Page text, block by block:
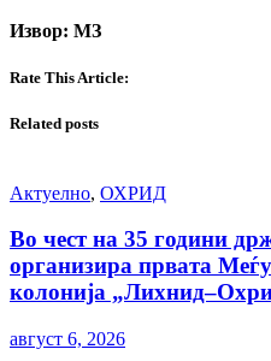
Извор: МЗ
Rate This Article:
Related posts
Актуелно, ОХРИД
Во чест на 35 години
организира првата
колонија
август 6, 2026